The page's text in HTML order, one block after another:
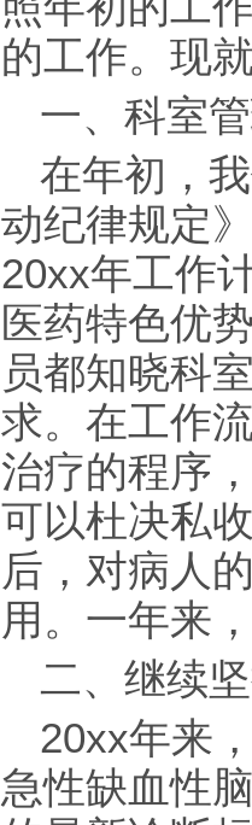
的工作。现
一、科室
在年初，
动纪律规定
20xx年工作
医药特色优
员都知晓科
求。在工作
治疗的程序
可以杜决私
后，对病人
用。一年来
二、继续
20xx年来
急性缺血性